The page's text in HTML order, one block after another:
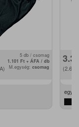
5 db / csomag
1.101 Ft + ÁFA / db
M.egység: csomag (2.661
egy